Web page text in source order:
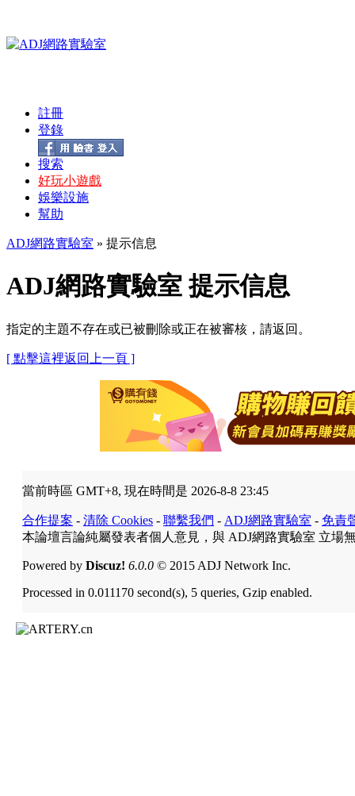
註冊
登錄
搜索
好玩小遊戲
娛樂設施
幫助
ADJ網路實驗室 » 提示信息
ADJ網路實驗室 提示信息
指定的主題不存在或已被刪除或正在被審核，請返回。
[ 點擊這裡返回上一頁 ]
當前時區 GMT+8, 現在時間是 2026-8-8 23:45
合作提案 - 清除 Cookies - 聯繫我們 - ADJ網路實驗室 - 免責
本論壇言論純屬發表者個人意見，與 ADJ網路實驗室 立場
Powered by Discuz! 6.0.0 © 2015 ADJ Network Inc.
Processed in 0.011170 second(s), 5 queries, Gzip enabled.